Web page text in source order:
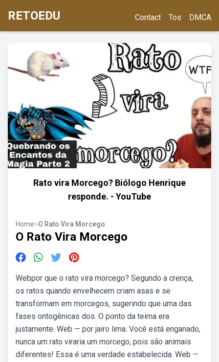
RETOEDU Contact Tos DMCA
Rato vira Morcego? Biólogo Henrique
responde. - YouTube
Home>O Rato Vira Morcego
O Rato Vira Morcego
Webpor que o rato vira morcego? Segundo a crença,
os ratos quando envelhecem criam asas e se
transformam em morcegos, sugerindo que uma das
fases ontogênicas dos. O ponto da teima era
justamente. Web — por jairo lima. Você está enganado,
nunca um rato viraria um morcego, pois são animais
diferentes! Essa é uma verdade estabelecida. Web —